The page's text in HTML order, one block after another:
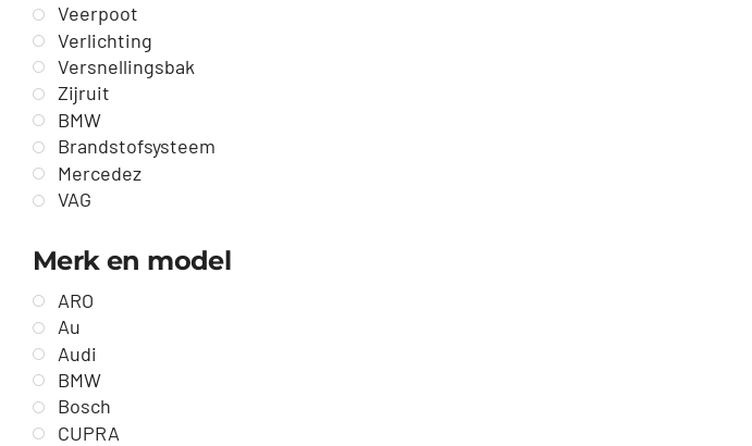
Veerpoot
Verlichting
Versnellingsbak
Zijruit
BMW
Brandstofsysteem
Mercedez
VAG
Merk en model
ARO
Au
Audi
BMW
Bosch
CUPRA